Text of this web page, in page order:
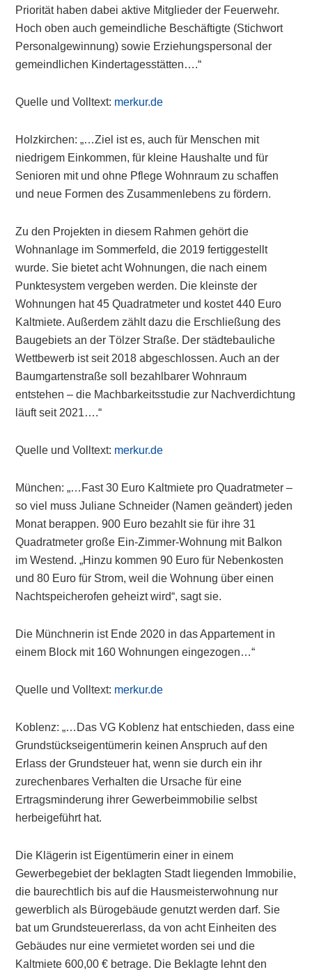
Priorität haben dabei aktive Mitglieder der Feuerwehr.
Hoch oben auch gemeindliche Beschäftigte (Stichwort
Personalgewinnung) sowie Erziehungspersonal der
gemeindlichen Kindertagesstätten….“
Quelle und Volltext: merkur.de
Holzkirchen: „…Ziel ist es, auch für Menschen mit
niedrigem Einkommen, für kleine Haushalte und für
Senioren mit und ohne Pflege Wohnraum zu schaffen
und neue Formen des Zusammenlebens zu fördern.
Zu den Projekten in diesem Rahmen gehört die
Wohnanlage im Sommerfeld, die 2019 fertiggestellt
wurde. Sie bietet acht Wohnungen, die nach einem
Punktesystem vergeben werden. Die kleinste der
Wohnungen hat 45 Quadratmeter und kostet 440 Euro
Kaltmiete. Außerdem zählt dazu die Erschließung des
Baugebiets an der Tölzer Straße. Der städtebauliche
Wettbewerb ist seit 2018 abgeschlossen. Auch an der
Baumgartenstraße soll bezahlbarer Wohnraum
entstehen – die Machbarkeitsstudie zur Nachverdichtung
läuft seit 2021….“
Quelle und Volltext: merkur.de
München: „…Fast 30 Euro Kaltmiete pro Quadratmeter –
so viel muss Juliane Schneider (Namen geändert) jeden
Monat berappen. 900 Euro bezahlt sie für ihre 31
Quadratmeter große Ein-Zimmer-Wohnung mit Balkon
im Westend. „Hinzu kommen 90 Euro für Nebenkosten
und 80 Euro für Strom, weil die Wohnung über einen
Nachtspeicherofen geheizt wird“, sagt sie.
Die Münchnerin ist Ende 2020 in das Appartement in
einem Block mit 160 Wohnungen eingezogen…“
Quelle und Volltext: merkur.de
Koblenz: „…Das VG Koblenz hat entschieden, dass eine
Grundstückseigentümerin keinen Anspruch auf den
Erlass der Grundsteuer hat, wenn sie durch ein ihr
zurechenbares Verhalten die Ursache für eine
Ertragsminderung ihrer Gewerbeimmobilie selbst
herbeigeführt hat.
Die Klägerin ist Eigentümerin einer in einem
Gewerbegebiet der beklagten Stadt liegenden Immobilie,
die baurechtlich bis auf die Hausmeisterwohnung nur
gewerblich als Bürogebäude genutzt werden darf. Sie
bat um Grundsteuererlass, da von acht Einheiten des
Gebäudes nur eine vermietet worden sei und die
Kaltmiete 600,00 € betrage. Die Beklagte lehnt den